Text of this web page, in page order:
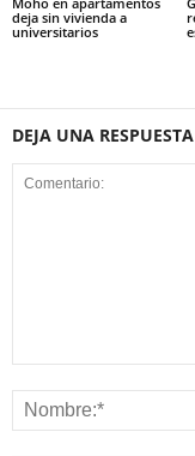
deja sin vivienda a
universitarios
DEJA UNA RESPUESTA